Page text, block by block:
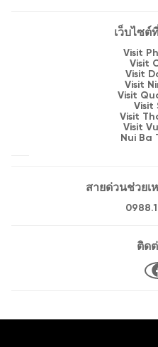
เว็บไซต์
Visit
Visit
Visit
Visit
Visit
Visit
Visit
Visit
Nui Ba
สายด่วนช่วยเ
ติด